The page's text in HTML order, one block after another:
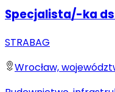
Specjalista/-ka
STRABAG
Wrocław,